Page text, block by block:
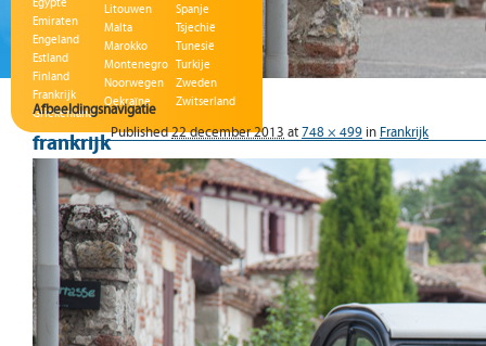
Emiraten
Engeland
Estland
Finland
Frankrijk
Griekenland
Litouwen
Malta
Marokko
Montenegro
Noorwegen
Oekraïne
Spanje
Tsjechië
Tunesië
Turkije
Zweden
Zwitserland
Afbeeldingsnavigatie
frankrijkPublished22 december 2013 at748 × 499 in Frankrijk